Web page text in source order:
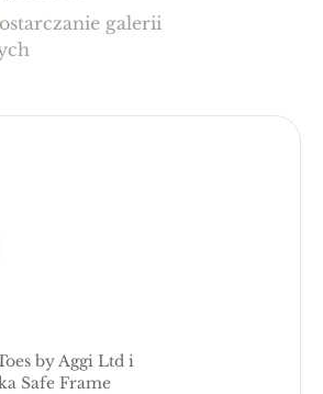
galerii
by Aggi Ltd i
Safe Frame